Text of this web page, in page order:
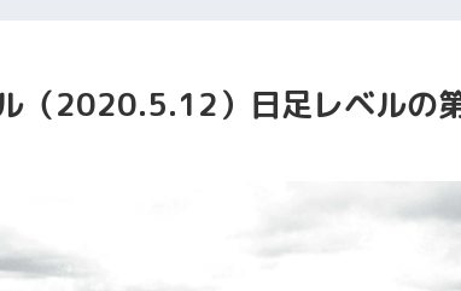
（2020.5.12）日足レベルの